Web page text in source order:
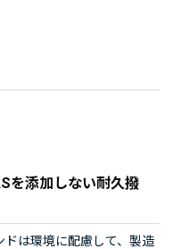
を添加しない耐久撥
ドは環境に配慮して、製造